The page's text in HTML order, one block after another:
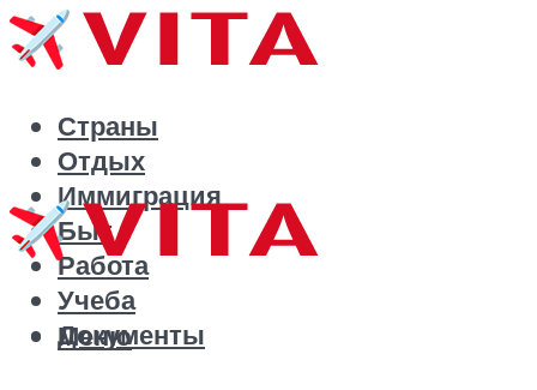
Страны
Отдых
Иммиграция
Быт
Работа
Учеба
Документы
Меню